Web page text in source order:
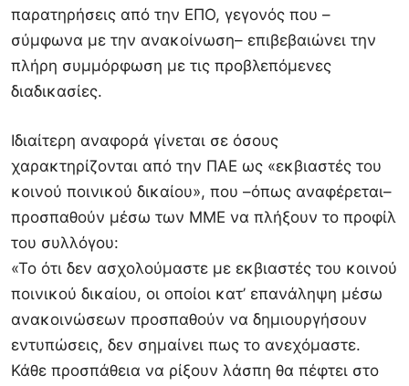
παρατηρήσεις από την ΕΠΟ, γεγονός που –
σύμφωνα με την ανακοίνωση– επιβεβαιώνει την
πλήρη συμμόρφωση με τις προβλεπόμενες
διαδικασίες.
Ιδιαίτερη αναφορά γίνεται σε όσους
χαρακτηρίζονται από την ΠΑΕ ως «εκβιαστές του
κοινού ποινικού δικαίου», που –όπως αναφέρεται–
προσπαθούν μέσω των ΜΜΕ να πλήξουν το προφίλ
του συλλόγου:
«Το ότι δεν ασχολούμαστε με εκβιαστές του κοινού
ποινικού δικαίου, οι οποίοι κατ’ επανάληψη μέσω
ανακοινώσεων προσπαθούν να δημιουργήσουν
εντυπώσεις, δεν σημαίνει πως το ανεχόμαστε.
Κάθε προσπάθεια να ρίξουν λάσπη θα πέφτει στο